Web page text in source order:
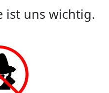
ist uns wichtig.